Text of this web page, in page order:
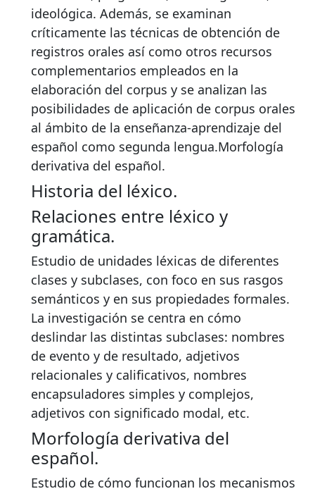
ideológica. Además, se examinan
críticamente las técnicas de obtención de
registros orales así como otros recursos
complementarios empleados en la
elaboración del corpus y se analizan las
posibilidades de aplicación de corpus orales
al ámbito de la enseñanza-aprendizaje del
español como segunda lengua.Morfología
derivativa del español.
Historia del léxico.
Relaciones entre léxico y
gramática.
Estudio de unidades léxicas de diferentes
clases y subclases, con foco en sus rasgos
semánticos y en sus propiedades formales.
La investigación se centra en cómo
deslindar las distintas subclases: nombres
de evento y de resultado, adjetivos
relacionales y calificativos, nombres
encapsuladores simples y complejos,
adjetivos con significado modal, etc.
Morfología derivativa del
español.
Estudio de cómo funcionan los mecanismos